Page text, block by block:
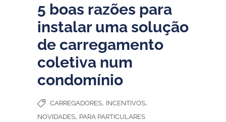
5 boas razões para
instalar uma solução
de carregamento
coletiva num
condomínio
CARREGADORES, INCENTIVOS,
NOVIDADES, PARA PARTICULARES